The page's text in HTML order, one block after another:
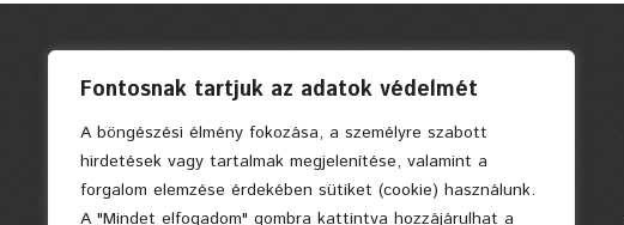
Fontosnak tartjuk az adatok védelmét
A böngészési élmény fokozása, a személyre szabott
hirdetések vagy tartalmak megjelenítése, valamint a
forgalom elemzése érdekében sütiket (cookie) használunk.
A "Mindet elfogadom" gombra kattintva hozzájárulhat a